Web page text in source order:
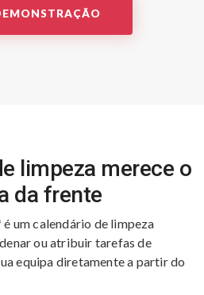
limpeza merece o
da frente
é um calendário de limpeza
ou atribuir tarefas de
equipa diretamente a partir do